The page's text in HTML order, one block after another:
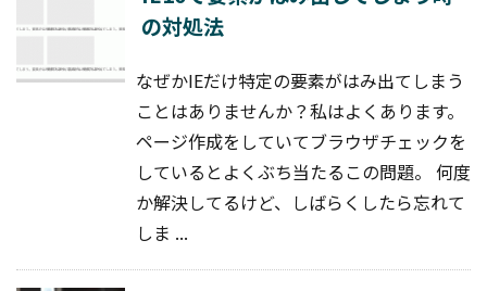
の対処法
なぜかIEだけ特定の要素がはみ出てしまう
ことはありませんか？私はよくあります。
ページ作成をしていてブラウザチェックを
しているとよくぶち当たるこの問題。 何度
か解決してるけど、しばらくしたら忘れて
しま ...